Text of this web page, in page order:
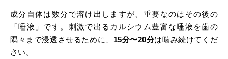
成分自体は数分で溶け出しますが、重要なのはその後の
「唾液」です。刺激で出るカルシウム豊富な唾液を歯の
隅々まで浸透させるために、
15分〜20分は噛み続けてくだ
さい。